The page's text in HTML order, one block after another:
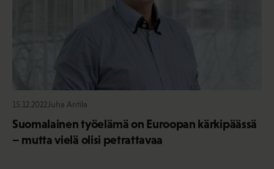
15.12.2022 Juha Antila
Suomalainen työelämä on Euroopan kärkipäässä
– mutta vielä olisi petrattavaa